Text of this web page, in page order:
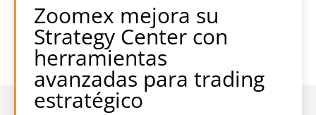
Zoomex mejora su
Strategy Center con
herramientas
avanzadas para trading
estratégico